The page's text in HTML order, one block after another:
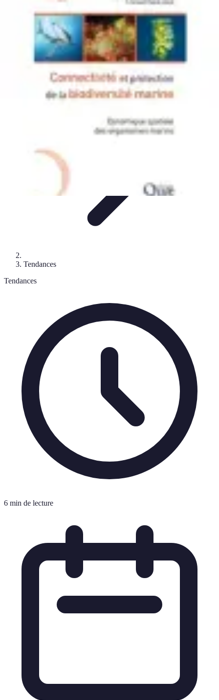
Pratiques et conseilsStratégies de ConnectivitéTechnologies de
Connectivité Optimisation de la Connectivité
Optimisation de la
connectivité
Connectivité Pro
Tendances
Tendances
6 min de lecture